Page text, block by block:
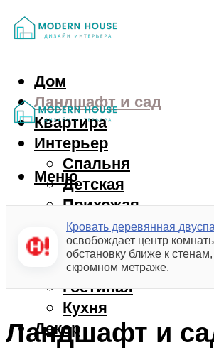
Дом
Ландшафт и сад
Квартира
Интерьер
Спальня
Детская
Прихожая
Балкон
Ванная
Гардероб
Гостиная
Кухня
Декор
Меню
Кровать деревянная
освобождает центр
обстановку ближе к
скромном метраже.
Ландшафт и